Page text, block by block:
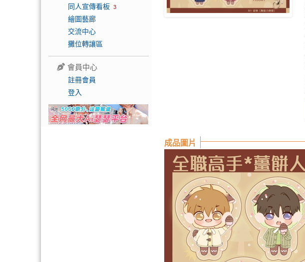
同人宣傳看板 3
繪圖藝廊
交流中心
攤位轉讓區
會員中心
註冊會員
登入
成品圖片